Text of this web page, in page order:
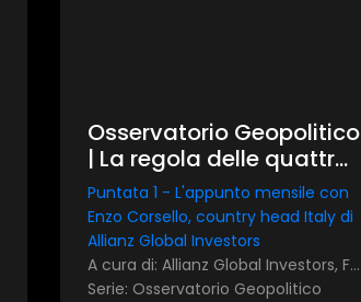
Osservatorio Geopolitico
| La regola delle quattro
F: come gli investitori si
orientano in un mondo
frammentato
Puntata 1 - L'appunto mensile con
Enzo Corsello, country head Italy di
Allianz Global Investors
A cura di: Allianz Global Investors, FocusRisparmio
Serie: Osservatorio Geopolitico